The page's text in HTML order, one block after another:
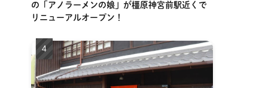
の「アノラーメンの娘」が橿原神宮前駅近くで
リニューアルオープン！